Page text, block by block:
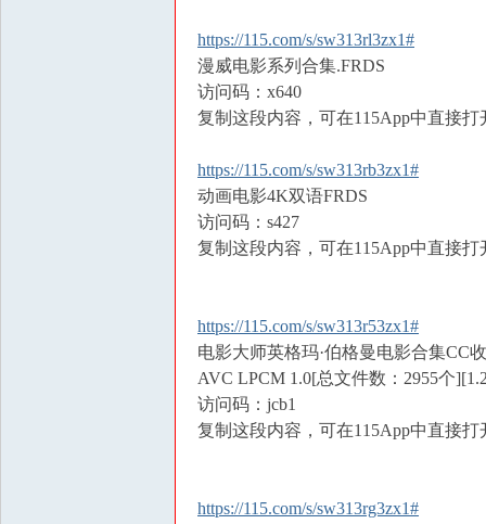
https://115.com/s/sw313rl3zx1#
漫威电影系列合集.FRDS
访问码：x640
复制这段内容，可在115App中直接打
https://115.com/s/sw313rb3zx1#
动画电影4K双语FRDS
访问码：s427
复制这段内容，可在115App中直接打
https://115.com/s/sw313r53zx1#
电影大师英格玛·伯格曼电影合集CC收
AVC LPCM 1.0[总文件数：2955个
访问码：jcb1
复制这段内容，可在115App中直接打
https://115.com/s/sw313rg3zx1#